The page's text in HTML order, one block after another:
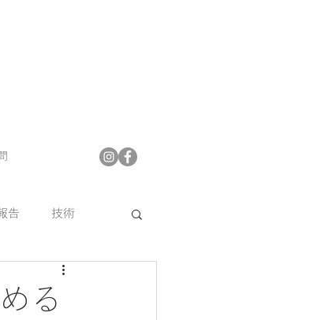
告 技術
る